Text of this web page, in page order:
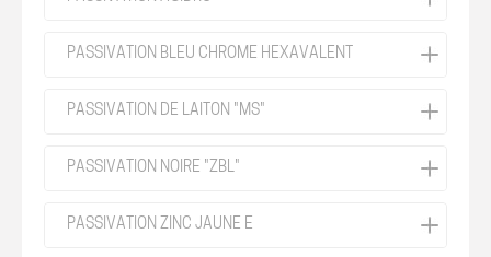
PASSIVATION BLEU CHROME HEXAVALENT
PASSIVATION DE LAITON "MS"
PASSIVATION NOIRE "ZBL"
PASSIVATION ZINC JAUNE E